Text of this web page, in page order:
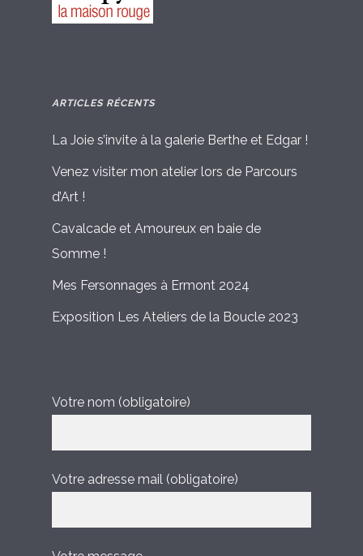
ARTICLES RÉCENTS
La Joie s’invite à la galerie Berthe et Edgar !
Venez visiter mon atelier lors de Parcours
d’Art !
Cavalcade et Amoureux en baie de
Somme !
Mes Fersonnages à Ermont 2024
Exposition Les Ateliers de la Boucle 2023
Votre nom (obligatoire)
Votre adresse mail (obligatoire)